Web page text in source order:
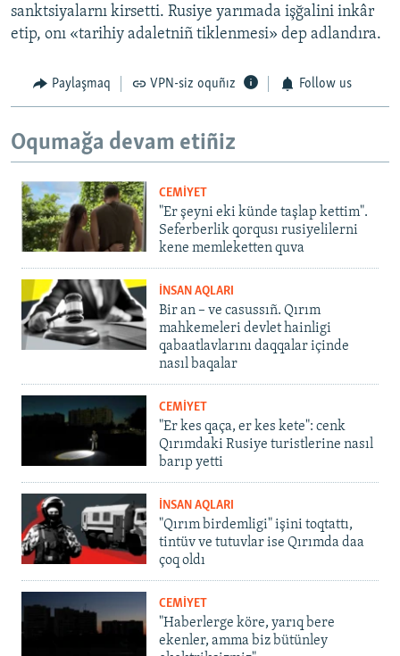
sanktsiyalarnı kirsetti. Rusiye yarımada işğalini inkâr
etip, onı «tarihiy adaletniñ tiklenmesi» dep adlandıra.
Paylaşmaq VPN-siz oquñız Follow us
Oqumağa devam etiñiz
CEMİYET
"Er şeyni eki künde taşlap kettim".
Seferberlik qorqusı rusiyelilerni
kene memleketten quva
İNSAN AQLARI
Bir an – ve casussıñ. Qırım
mahkemeleri devlet hainligi
qabaatlavlarını daqqalar içinde
nasıl baqalar
CEMİYET
"Er kes qaça, er kes kete": cenk
Qırımdaki Rusiye turistlerine nasıl
barıp yetti
İNSAN AQLARI
"Qırım birdemligi" işini toqtattı,
tintüv ve tutuvlar ise Qırımda daa
çoq oldı
CEMİYET
"Haberlerge köre, yarıq bere
ekenler, amma biz bütünley